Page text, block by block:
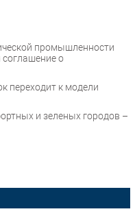
промышленности
о
переходит к модели
и зеленых городов –